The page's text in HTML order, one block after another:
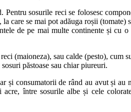
Pentru sosurile reci se folosesc
care se mai pot adăuga roșii
de pe mai multe continente și cu
(maioneza), sau calde (pesto),
păstoase sau chiar piureuri.
și consumatorii de rând au avut și
între sosurile albe și cele